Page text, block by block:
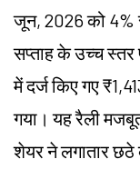
जून, 2026 को 4%
सप्ताह के उच्च
में दर्ज किए गए
गया। यह रैली मजबूत
शेयर ने लगातार छठे